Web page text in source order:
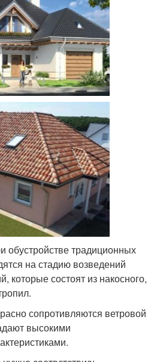
обустройстве традиционных
на стадию возведений
которые состоят из накосного,
сопротивляются ветровой
высокими